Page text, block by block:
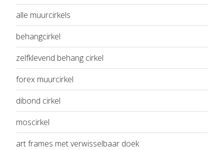
alle muurcirkels
behangcirkel
zelfklevend behang cirkel
forex muurcirkel
dibond cirkel
moscirkel
art frames met verwisselbaar doek